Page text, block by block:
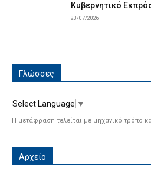
Κυβερνητικό
23/07/2026
Γλώσσες
Select Language ▼
Η μετάφραση τελείται με μηχανικό τρόπο
Αρχείο